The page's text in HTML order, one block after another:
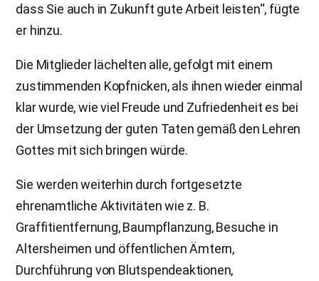
dass Sie auch in Zukunft gute Arbeit leisten“, fügte
er hinzu.
Die Mitglieder lächelten alle, gefolgt mit einem
zustimmenden Kopfnicken, als ihnen wieder einmal
klar wurde, wie viel Freude und Zufriedenheit es bei
der Umsetzung der guten Taten gemäß den Lehren
Gottes mit sich bringen würde.
Sie werden weiterhin durch fortgesetzte
ehrenamtliche Aktivitäten wie z. B.
Graffitientfernung, Baumpflanzung, Besuche in
Altersheimen und öffentlichen Ämtern,
Durchführung von Blutspendeaktionen,